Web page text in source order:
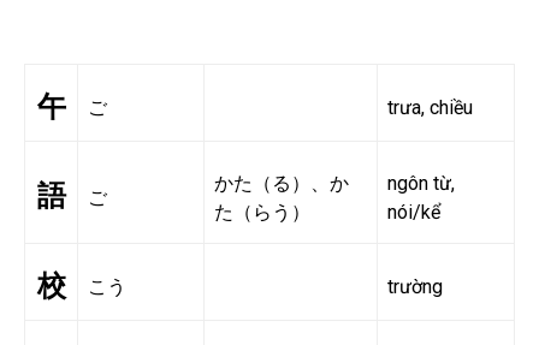
午 ご trưa, chiều
語 ご
かた（る）、か
た（らう）
ngôn từ,
nói/kể
校 こう trường